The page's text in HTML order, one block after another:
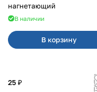
нагнетающий
В наличии
В корзину
25 ₽